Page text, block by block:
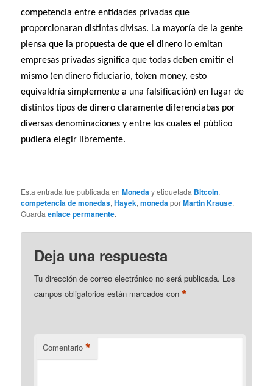
competencia entre entidades privadas que
proporcionaran distintas divisas. La mayoría de la gente
piensa que la propuesta de que el dinero lo emitan
empresas privadas significa que todas deben emitir el
mismo (en dinero fiduciario, token money, esto
equivaldría simplemente a una falsificación) en lugar de
distintos tipos de dinero claramente diferenciabas por
diversas denominaciones y entre los cuales el público
pudiera elegir libremente.
Esta entrada fue publicada enMoneday etiquetada Bitcoin,
competencia de monedas,Hayek,monedaporMartin Krause.
Guardaenlace permanente.
Deja una respuesta
Tu dirección de correo electrónico no será publicada. Los
campos obligatorios están marcados con*
Comentario *